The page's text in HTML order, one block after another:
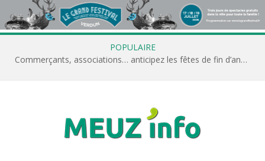
POPULAIRE
Commerçants, associations… anticipez les fêtes de fin d’année avec Meuz’Info